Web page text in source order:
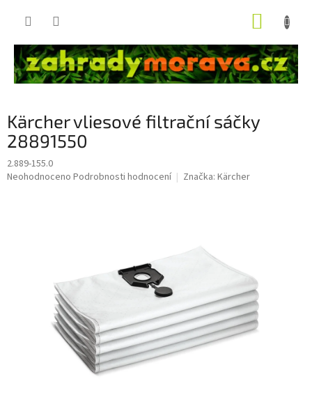
Kärcher vliesové filtrační sáčky
28891550
2.889-155.0
Průměrné
Neohodnoceno Podrobnosti hodnocení Značka: Kärcher